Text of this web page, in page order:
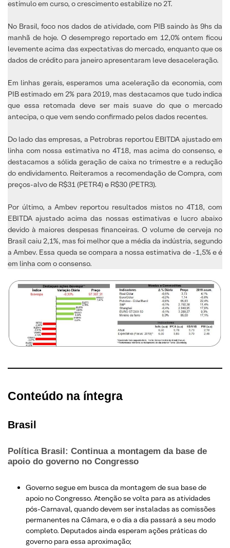
estímulo em curso, o crescimento estabilize no 2T.
No Brasil, foco nos dados de atividade, com PIB saindo às 9hs da
manhã de hoje. O desemprego reportado em 12,0% ontem ficou
levemente acima das expectativas do mercado, enquanto que os
dados de crédito para janeiro apresentaram leve desaceleração.
Em linhas gerais, esperamos uma aceleração da economia, com
PIB estimado em 2% para 2019, mas destacamos que tudo indica
que essa retomada deve ser mais suave do que o mercado
antecipa, o que vem sendo confirmado pelos dados recentes.
Do lado das empresas, a Petrobras reportou EBITDA ajustado em
linha com nossa estimativa no 4T18, mas acima do consenso, e
destacamos a sólida geração de caixa no trimestre e a redução
do endividamento. Reiteramos a recomendação de Compra, com
preços-alvo de R$31 (PETR4) e R$30 (PETR3).
Por último, a Ambev reportou resultados mistos no 4T18, com
EBITDA ajustado acima das nossas estimativas e lucro abaixo
devido à maiores despesas financeiras. O volume de cerveja no
Brasil caiu 2,1%, mas foi melhor que a média da indústria, segundo
a Ambev. Essa queda se compara a nossa estimativa de -1,5% e é
em linha com o consenso.
Conteúdo na íntegra
Brasil
Política Brasil: Continua a montagem da base de
apoio do governo no Congresso
Governo segue em busca da montagem de sua base de
apoio no Congresso. Atenção se volta para as atividades
pós-Carnaval, quando devem ser instaladas as comissões
permanentes na Câmara, e o dia a dia passará a seu modo
completo. Deputados ainda esperam ações práticas do
governo para essa aproximação;